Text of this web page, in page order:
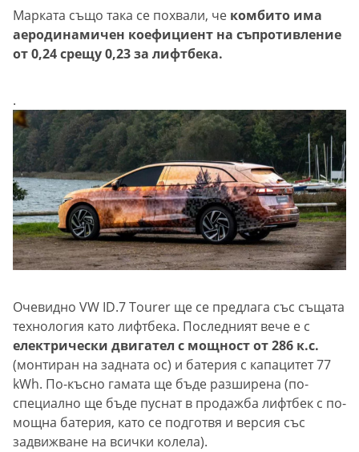
Марката също така се похвали, че комбито има
аеродинамичен коефициент на съпротивление
от 0,24 срещу 0,23 за лифтбека.
.
Очевидно VW ID.7 Tourer ще се предлага със същата
технология като лифтбека. Последният вече е с
електрически двигател с мощност от 286 к.с.
(монтиран на задната ос) и батерия с капацитет 77
kWh. По-късно гамата ще бъде разширена (по-
специално ще бъде пуснат в продажба лифтбек с по-
мощна батерия, като се подготвя и версия със
задвижване на всички колела).